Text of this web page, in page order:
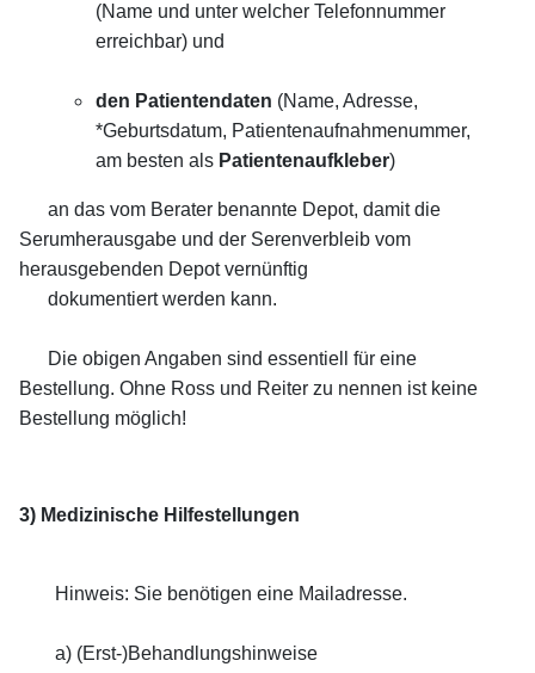
(Name und unter welcher Telefonnummer
erreichbar) und
den Patientendaten (Name, Adresse,
*Geburtsdatum, Patientenaufnahmenummer,
am besten als Patientenaufkleber)
an das vom Berater benannte Depot, damit die
Serumherausgabe und der Serenverbleib vom
herausgebenden Depot vernünftig
dokumentiert werden kann.
Die obigen Angaben sind essentiell für eine
Bestellung. Ohne Ross und Reiter zu nennen ist keine
Bestellung möglich!
3) Medizinische Hilfestellungen
Hinweis: Sie benötigen eine Mailadresse.
a) (Erst-)Behandlungshinweise